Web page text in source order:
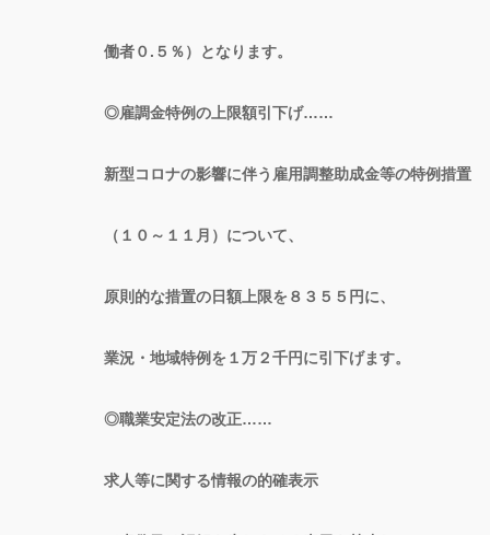
働者０.５％）となります。
◎雇調金特例の上限額引下げ……
新型コロナの影響に伴う雇用調整助成金等の特例措置
（１０～１１月）について、
原則的な措置の日額上限を８３５５円に、
業況・地域特例を１万２千円に引下げます。
◎職業安定法の改正……
求人等に関する情報の的確表示